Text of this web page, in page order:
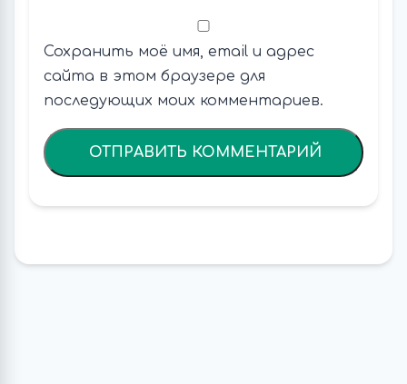
Сохранить моё имя, email и адрес
сайта в этом браузере для
последующих моих комментариев.